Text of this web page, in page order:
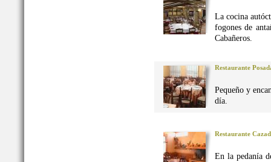
La cocina
fogones de
Cabañeros.
Restaurante
Pequeño y
día.
Restaurante
En la pedanía